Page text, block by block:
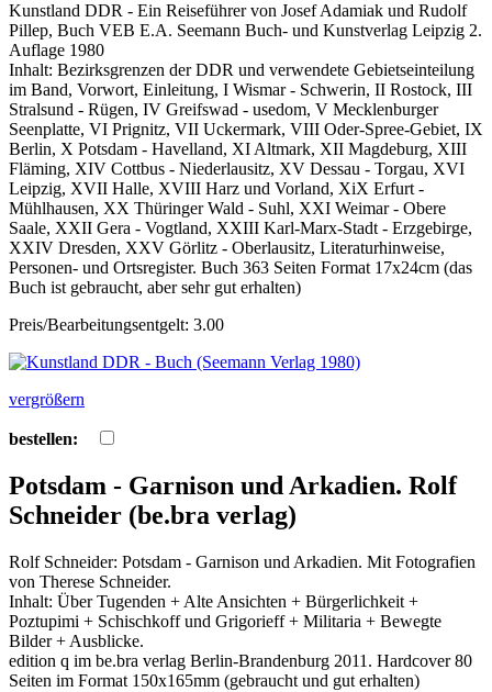
Kunstland DDR - Ein Reiseführer von Josef Adamiak und Rudolf
Pillep, Buch VEB E.A. Seemann Buch- und Kunstverlag Leipzig 2.
Auflage 1980
Inhalt: Bezirksgrenzen der DDR und verwendete Gebietseinteilung
im Band, Vorwort, Einleitung, I Wismar - Schwerin, II Rostock, III
Stralsund - Rügen, IV Greifswad - usedom, V Mecklenburger
Seenplatte, VI Prignitz, VII Uckermark, VIII Oder-Spree-Gebiet, IX
Berlin, X Potsdam - Havelland, XI Altmark, XII Magdeburg, XIII
Fläming, XIV Cottbus - Niederlausitz, XV Dessau - Torgau, XVI
Leipzig, XVII Halle, XVIII Harz und Vorland, XiX Erfurt -
Mühlhausen, XX Thüringer Wald - Suhl, XXI Weimar - Obere
Saale, XXII Gera - Vogtland, XXIII Karl-Marx-Stadt - Erzgebirge,
XXIV Dresden, XXV Görlitz - Oberlausitz, Literaturhinweise,
Personen- und Ortsregister. Buch 363 Seiten Format 17x24cm (das
Buch ist gebraucht, aber sehr gut erhalten)
Preis/Bearbeitungsentgelt: 3.00
vergrößern
bestellen:
Potsdam - Garnison und Arkadien. Rolf
Schneider (be.bra verlag)
Rolf Schneider: Potsdam - Garnison und Arkadien. Mit Fotografien
von Therese Schneider.
Inhalt: Über Tugenden + Alte Ansichten + Bürgerlichkeit +
Poztupimi + Schischkoff und Grigorieff + Militaria + Bewegte
Bilder + Ausblicke.
edition q im be.bra verlag Berlin-Brandenburg 2011. Hardcover 80
Seiten im Format 150x165mm (gebraucht und gut erhalten)